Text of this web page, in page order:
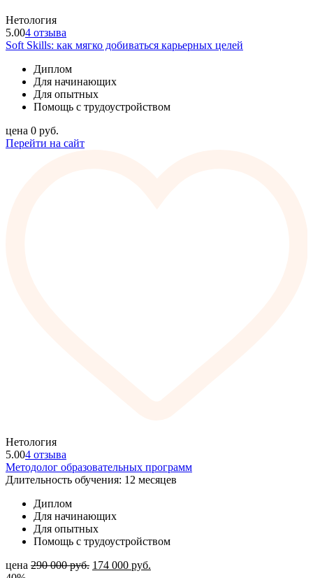
Нетология
5.004 отзыва
Soft Skills: как мягко добиваться карьерных целей
Диплом
Для начинающих
Для опытных
Помощь с трудоустройством
цена 0 руб.
Перейти на сайт
Нетология
5.004 отзыва
Методолог образовательных программ
Длительность обучения: 12 месяцев
Диплом
Для начинающих
Для опытных
Помощь с трудоустройством
цена 290 000руб. 174 000 руб.